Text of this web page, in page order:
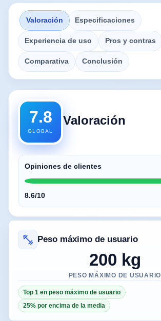
Valoración Especificaciones
Experiencia de uso Pros y contras
Comparativa Conclusión
7.8
GLOBAL
Valoración
Opiniones de clientes
8.6/10
Peso máximo de usuario
200 kg
PESO MÁXIMO DE USUARIO
Top 1 en peso máximo de usuario
25% por encima de la media